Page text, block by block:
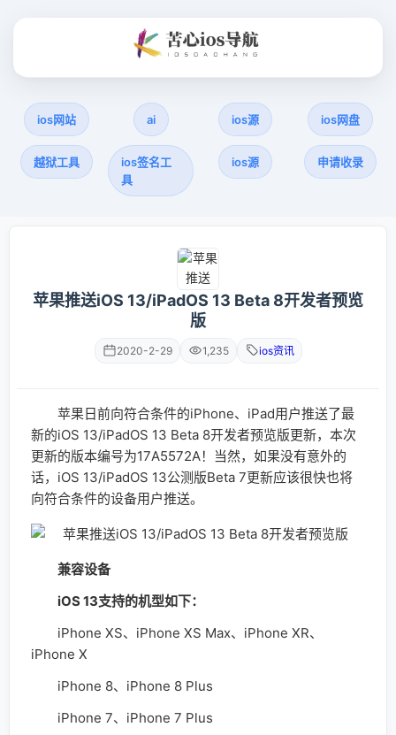
ios网站 ai ios源 ios网盘
越狱工具
ios签名工
具
ios源 申请收录
苹果推送iOS 13/iPadOS 13 Beta 8开发者预览
版
2020-2-29 1,235 ios资讯
苹果日前向符合条件的iPhone、iPad用户推送了最
新的iOS 13/iPadOS 13 Beta 8开发者预览版更新，本次
更新的版本编号为17A5572A！当然，如果没有意外的
话，iOS 13/iPadOS 13公测版Beta 7更新应该很快也将
向符合条件的设备用户推送。
兼容设备
iOS 13支持的机型如下：
iPhone XS、iPhone XS Max、iPhone XR、
iPhone X
iPhone 8、iPhone 8 Plus
iPhone 7、iPhone 7 Plus